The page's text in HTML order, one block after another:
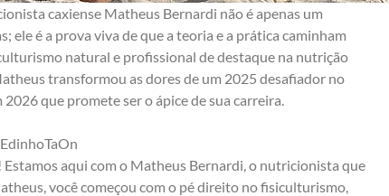
caxiense Matheus Bernardi não é apenas um
ele é a prova viva de que a teoria e a prática caminham
natural e profissional de destaque na nutrição
transformou as dores de um 2025 desafiador no
que promete ser o ápice de sua carreira.
Estamos aqui com o Matheus Bernardi, o nutricionista que
você começou com o pé direito no fisiculturismo,